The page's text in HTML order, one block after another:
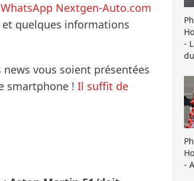
Nextgen-Auto.com
quelques informations
vous soient présentées
smartphone ! Il suffit de
-
-